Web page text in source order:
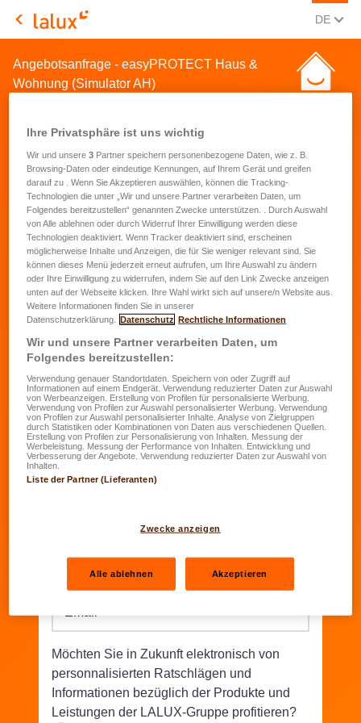
LALUX Assurances
DE
Angebotsanfrage - easyPROTECT Haus &
Wohnung (Simulator AH)
Angebotsanfrage für eine
Hausrat- und
Wohnungsversicherung
Vorname *
Name*
Geburtsdatum*
TT.MM.JJJJ
Straße/Nr.*
Telefon*
Email
Möchten Sie in Zukunft elektronisch von
personnalisierten Ratschlägen und
Informationen bezüglich der Produkte und
Leistungen der LALUX-Gruppe profitieren?
Ihre Privatsphäre ist uns wichtig
Wir und unsere3 Partner speichern personenbezogene Daten, wie z. B.
Browsing-Daten oder eindeutige Kennungen, auf Ihrem Gerät und greifen
darauf zu . Wenn Sie Akzeptieren auswählen, können die Tracking-
Technologien die unter „Wir und unsere Partner verarbeiten Daten, um
Folgendes bereitzustellen“ genannten Zwecke unterstützen. . Durch Auswahl
von Alle ablehnen oder durch Widerruf Ihrer Einwilligung werden diese
Technologien deaktiviert. Wenn Tracker deaktiviert sind, erscheinen
möglicherweise Inhalte und Anzeigen, die für Sie weniger relevant sind. Sie
können dieses Menü jederzeit erneut aufrufen, um Ihre Auswahl zu ändern
oder Ihre Einwilligung zu widerrufen, indem Sie auf den Link Zwecke anzeigen
unten auf der Webseite klicken. Ihre Wahl wirkt sich auf unsere/n Website aus.
Weitere Informationen finden Sie in unserer
Datenschutzerklärung.
Datenschutz Rechtliche Informationen
Wir und unsere Partner verarbeiten Daten, um
Folgendes bereitzustellen:
Verwendung genauer Standortdaten. Speichern von oder Zugriff auf
Informationen auf einem Endgerät. Verwendung reduzierter Daten zur Auswahl
von Werbeanzeigen. Erstellung von Profilen für personalisierte Werbung.
Verwendung von Profilen zur Auswahl personalisierter Werbung. Verwendung
von Profilen zur Auswahl personalisierter Inhalte. Analyse von Zielgruppen
durch Statistiken oder Kombinationen von Daten aus verschiedenen Quellen.
Erstellung von Profilen zur Personalisierung von Inhalten. Messung der
Werbeleistung. Messung der Performance von Inhalten. Entwicklung und
Verbesserung der Angebote. Verwendung reduzierter Daten zur Auswahl von
Inhalten.
Liste der Partner (Lieferanten)
Zwecke anzeigen
Alle ablehnen Akzeptieren